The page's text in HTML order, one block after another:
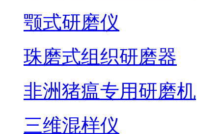
颚式研磨仪
珠磨式组织研磨器
非洲猪瘟专用研磨机
三维混样仪